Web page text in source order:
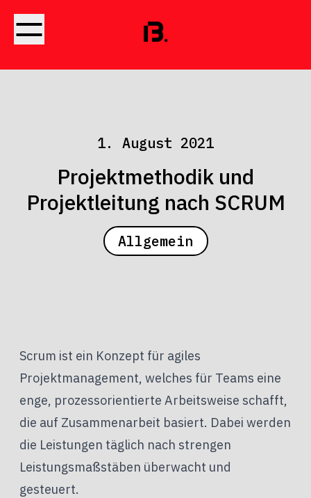
1. August 2021
Projektmethodik und
Projektleitung nach SCRUM
Allgemein
Scrum ist ein Konzept für agiles
Projektmanagement, welches für Teams eine
enge, prozessorientierte Arbeitsweise schafft,
die auf Zusammenarbeit basiert. Dabei werden
die Leistungen täglich nach strengen
Leistungsmaßstäben überwacht und
gesteuert.